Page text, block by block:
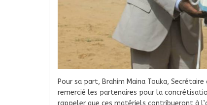
Pour sa part, Brahim Maina Touka,
remercié les partenaires pour la